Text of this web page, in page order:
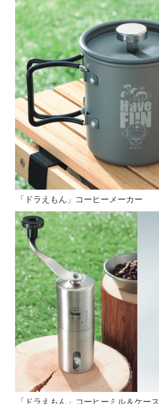
「ドラえもん」コーヒーメーカー
「ドラえもん」コーヒーミル＆ケース